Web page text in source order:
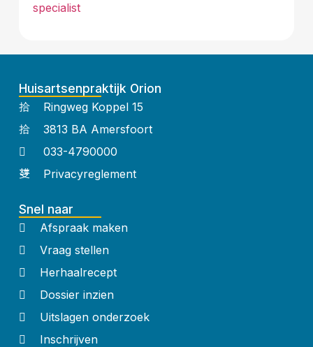
specialist
Huisartsenpraktijk Orion
Ringweg Koppel 15
3813 BA Amersfoort
033-4790000
Privacyreglement
Snel naar
Afspraak maken
Vraag stellen
Herhaalrecept
Dossier inzien
Uitslagen onderzoek
Inschrijven